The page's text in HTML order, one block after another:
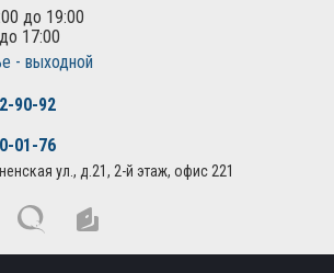
до 19:00
17:00
- выходной
90-92
01-76
ул., д.21, 2-й этаж, офис 221